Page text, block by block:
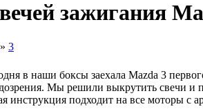
зажигания
» 3
в наши боксы заехала Mazda 3
Мы решили выкрутить свечи и
инструкция подходит на все моторы с